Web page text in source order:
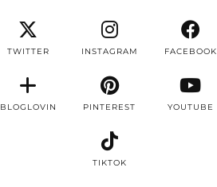
TWITTER INSTAGRAM FACEBOOK
BLOGLOVIN PINTEREST YOUTUBE
TIKTOK